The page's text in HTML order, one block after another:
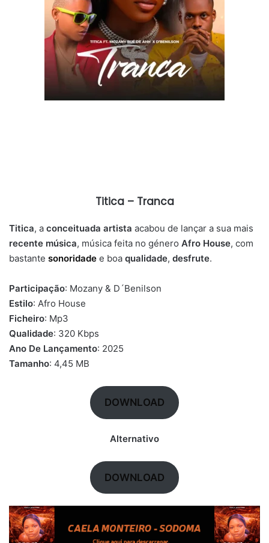
Titica – Tranca
Titica, a conceituada artista acabou de lançar a sua mais
recente música, música feita no género Afro House, com
bastante sonoridade e boa qualidade, desfrute.
Participação: Mozany & D´Benilson
Estilo: Afro House
Ficheiro: Mp3
Qualidade: 320 Kbps
Ano De Lançamento: 2025
Tamanho: 4,45 MB
DOWNLOAD
Alternativo
DOWNLOAD